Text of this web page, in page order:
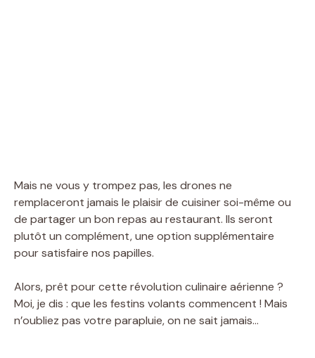
Mais ne vous y trompez pas, les drones ne
remplaceront jamais le plaisir de cuisiner soi-même ou
de partager un bon repas au restaurant. Ils seront
plutôt un complément, une option supplémentaire
pour satisfaire nos papilles.
Alors, prêt pour cette révolution culinaire aérienne ?
Moi, je dis : que les festins volants commencent ! Mais
n’oubliez pas votre parapluie, on ne sait jamais…